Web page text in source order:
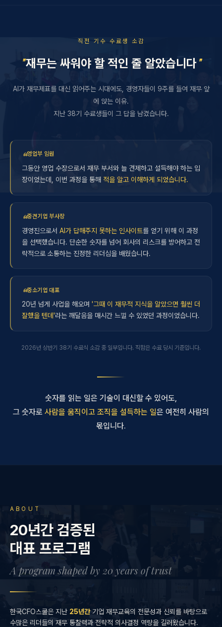
직전 기수 수료생 소감
"재무는 싸워야 할 적인 줄 알았습니다"
AI가 재무제표를 대신 읽어주는 시대에도, 경영자들이 9주를 들여 재무 앞
에 앉는 이유.
지난 38기 수료생들이 그 답을 남겼습니다.
영업부 임원
그동안 영업 수장으로서 재무 부서와 늘 견제하고 설득해야 하는 입
장이었는데, 이번 과정을 통해 적을 알고 이해하게 되었습니다.
중견기업 부사장
경영진으로서 AI가 답해주지 못하는 인사이트를 얻기 위해 이 과정
을 선택했습니다. 단순한 숫자를 넘어 회사의 리스크를 방어하고 전
략적으로 소통하는 진정한 리더십을 배웠습니다.
중소기업 대표
20년 넘게 사업을 해오며 '그때 이 재무적 지식을 알았으면 훨씬 더
잘했을 텐데'라는 깨달음을 매시간 느낄 수 있었던 과정이었습니다.
2026년 상반기 38기 수료식 소감 중 일부입니다. 직함은 수료 당시 기준입니다.
숫자를 읽는 일은 기술이 대신할 수 있어도,
그 숫자로 사람을 움직이고 조직을 설득하는 일은 여전히 사람의
몫입니다.
ABOUT
20년간 검증된
대표 프로그램
A program shaped by 20 years of trust
한국CFO스쿨은 지난 25년간기업 재무교육의 전문성과 신뢰를 바탕으로
수많은 리더들의 재무 통찰력과 전략적 의사결정 역량을 길러왔습니다.